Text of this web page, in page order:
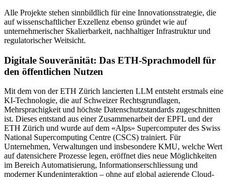
Alle Projekte stehen sinnbildlich für eine Innovationsstrategie, die
auf wissenschaftlicher Exzellenz ebenso gründet wie auf
unternehmerischer Skalierbarkeit, nachhaltiger Infrastruktur und
regulatorischer Weitsicht.
Digitale Souveränität: Das ETH-Sprachmodell für
den öffentlichen Nutzen
Mit dem von der ETH Zürich lancierten LLM entsteht erstmals eine
KI-Technologie, die auf Schweizer Rechtsgrundlagen,
Mehrsprachigkeit und höchste Datenschutzstandards zugeschnitten
ist. Dieses entstand aus einer Zusammenarbeit der EPFL und der
ETH Zürich und wurde auf dem «Alps» Supercomputer des Swiss
National Supercomputing Centre (CSCS) trainiert. Für
Unternehmen, Verwaltungen und insbesondere KMU, welche Wert
auf datensichere Prozesse legen, eröffnet dies neue Möglichkeiten
im Bereich Automatisierung, Informationserschliessung und
moderner Kundeninteraktion – ohne auf global agierende Cloud-